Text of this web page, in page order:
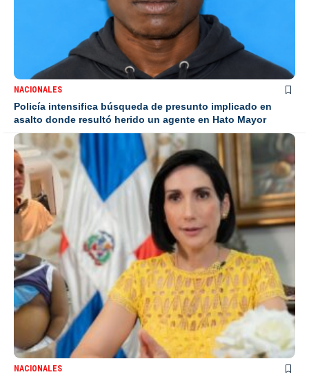
NACIONALES
Policía intensifica búsqueda de presunto implicado en
asalto donde resultó herido un agente en Hato Mayor
NACIONALES